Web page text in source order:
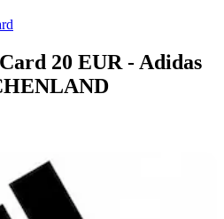
20 EUR - Adidas